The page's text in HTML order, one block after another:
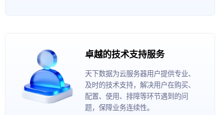
卓越的技术支持服务
天下数据为云服务器用户提供专业、
及时的技术支持，解决用户在购买、
配置、使用、排障等环节遇到的问
题，保障业务连续性。